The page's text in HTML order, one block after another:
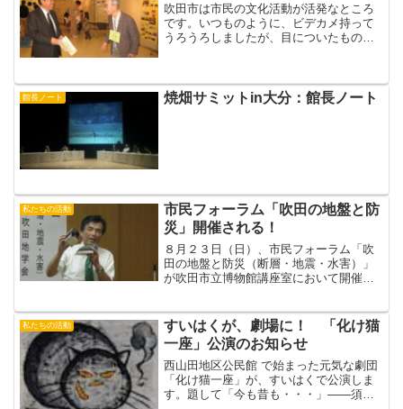
吹田市は市民の文化活動が活発なところ
です。いつものように、ビデカメ持って
うろうろしましたが、目についたもので
塾の発表会」。午前の第１...
館長ノート 焼畑サミットin大分：館長ノート
私たちの活動
市民フォーラム「吹田の地盤と防
災」開催される！
８月２３日（日）、市民フォーラム「吹
田の地盤と防災（断層・地震・水害）」
が吹田市立博物館講座室において開催さ
「第３期 吹田の自然物語」の関連イベン
トとして開催されたも...
私たちの活動
すいはくが、劇場に！ 「化け猫
一座」公演のお知らせ
西山田地区公民館 で始まった元気な劇団
「化け猫一座」が、すいはくで公演しま
す。題して「今も昔も・・・」――須恵